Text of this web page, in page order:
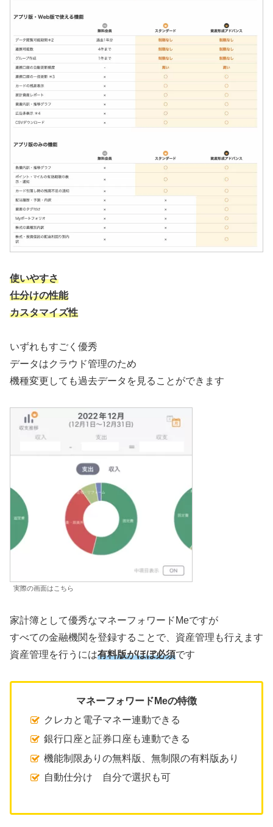
使いやすさ
仕分けの性能
カスタマイズ性
いずれもすごく優秀
データはクラウド管理のため
機種変更しても過去データを見ることができます
実際の画面はこちら
家計簿として優秀なマネーフォワードMeですが
すべての金融機関を登録することで、資産管理も行えます
資産管理を行うには有料版がほぼ必須です
マネーフォワードMeの特徴
クレカと電子マネー連動できる
銀行口座と証券口座も連動できる
機能制限ありの無料版、無制限の有料版あり
自動仕分け 自分で選択も可